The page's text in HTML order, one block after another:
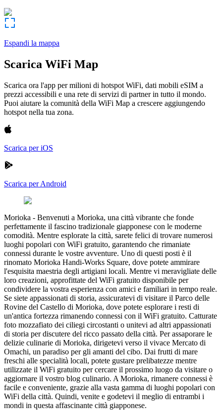
Espandi la mappa
Scarica WiFi Map
Scarica ora l'app per milioni di hotspot WiFi, dati mobili eSIM a
prezzi accessibili e una rete di servizi di partner in tutto il mondo.
Puoi aiutare la comunità della WiFi Map a crescere aggiungendo
hotspot nella tua zona.
Scarica per iOS
Scarica per Android
Morioka - Benvenuti a Morioka, una città vibrante che fonde
perfettamente il fascino tradizionale giapponese con le moderne
comodità. Mentre esplorate la città, sarete felici di trovare numerosi
luoghi popolari con WiFi gratuito, garantendo che rimaniate
connessi durante le vostre avventure. Uno di questi posti è il
rinomato Morioka Handi-Works Square, dove potete ammirare
l'esquisita maestria degli artigiani locali. Mentre vi meravigliate delle
loro creazioni, approfittate del WiFi gratuito disponibile per
condividere la vostra esperienza con amici e familiari in tempo reale.
Se siete appassionati di storia, assicuratevi di visitare il Parco delle
Rovine del Castello di Morioka, dove potete esplorare i resti di
un'antica fortezza rimanendo connessi con il WiFi gratuito. Catturate
foto mozzafiato dei ciliegi circostanti o unitevi ad altri appassionati
di storia per discutere del ricco passato della città. Per assaporare le
delizie culinarie di Morioka, dirigetevi verso il vivace Mercato di
Omachi, un paradiso per gli amanti del cibo. Dai frutti di mare
freschi alle specialità locali, potete gustare prelibatezze mentre
utilizzate il WiFi gratuito per cercare il prossimo luogo da visitare o
aggiornare il vostro blog culinario. A Morioka, rimanere connessi è
facile e conveniente, grazie alla vasta gamma di luoghi popolari con
WiFi della città. Quindi, venite e godetevi il meglio di entrambi i
mondi in questa affascinante città giapponese.